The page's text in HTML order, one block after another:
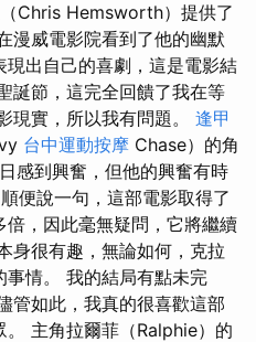
Chris Hemsworth）提供了
漫威電影院看到了他的幽默
出自己的喜劇，這是電影結
誕節，這完全回饋了我在等
現實，所以我有問題。 逢甲
台中運動按摩 Chase）的角
感到興奮，但他的興奮有時
順便說一句，這部電影取得了
，因此毫無疑問，它將繼續
身很有趣，無論如何，克拉
事情。 我的結局有點未完
管如此，我真的很喜歡這部
主角拉爾菲（Ralphie）的